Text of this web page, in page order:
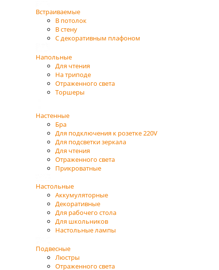
Встраиваемые
В потолок
В стену
С декоративным плафоном
Напольные
Для чтения
На триподе
Отраженного света
Торшеры
Настенные
Бра
Для подключения к розетке 220V
Для подсветки зеркала
Для чтения
Отраженного света
Прикроватные
Настольные
Аккумуляторные
Декоративные
Для рабочего стола
Для школьников
Настольные лампы
Подвесные
Люстры
Отраженного света